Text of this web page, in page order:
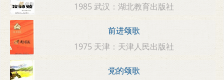
1985 武汉：湖北教育出版社
前进颂歌
1975 天津：天津人民出版社
党的颂歌